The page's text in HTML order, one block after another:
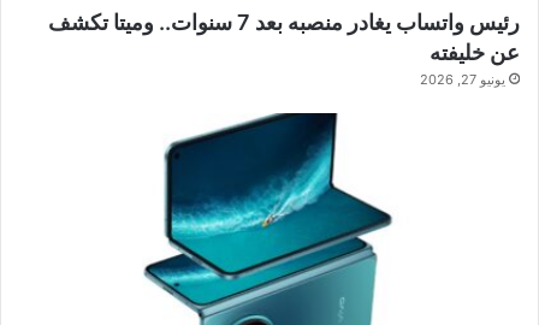
رئيس واتساب يغادر منصبه بعد 7 سنوات.. وميتا تكشف
عن خليفته
يونيو 27, 2026